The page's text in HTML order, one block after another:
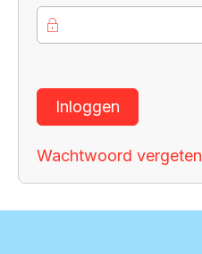
Inloggen
Wachtwoord vergeten